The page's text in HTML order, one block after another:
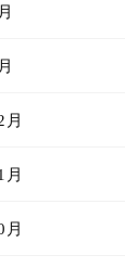
月
月
月